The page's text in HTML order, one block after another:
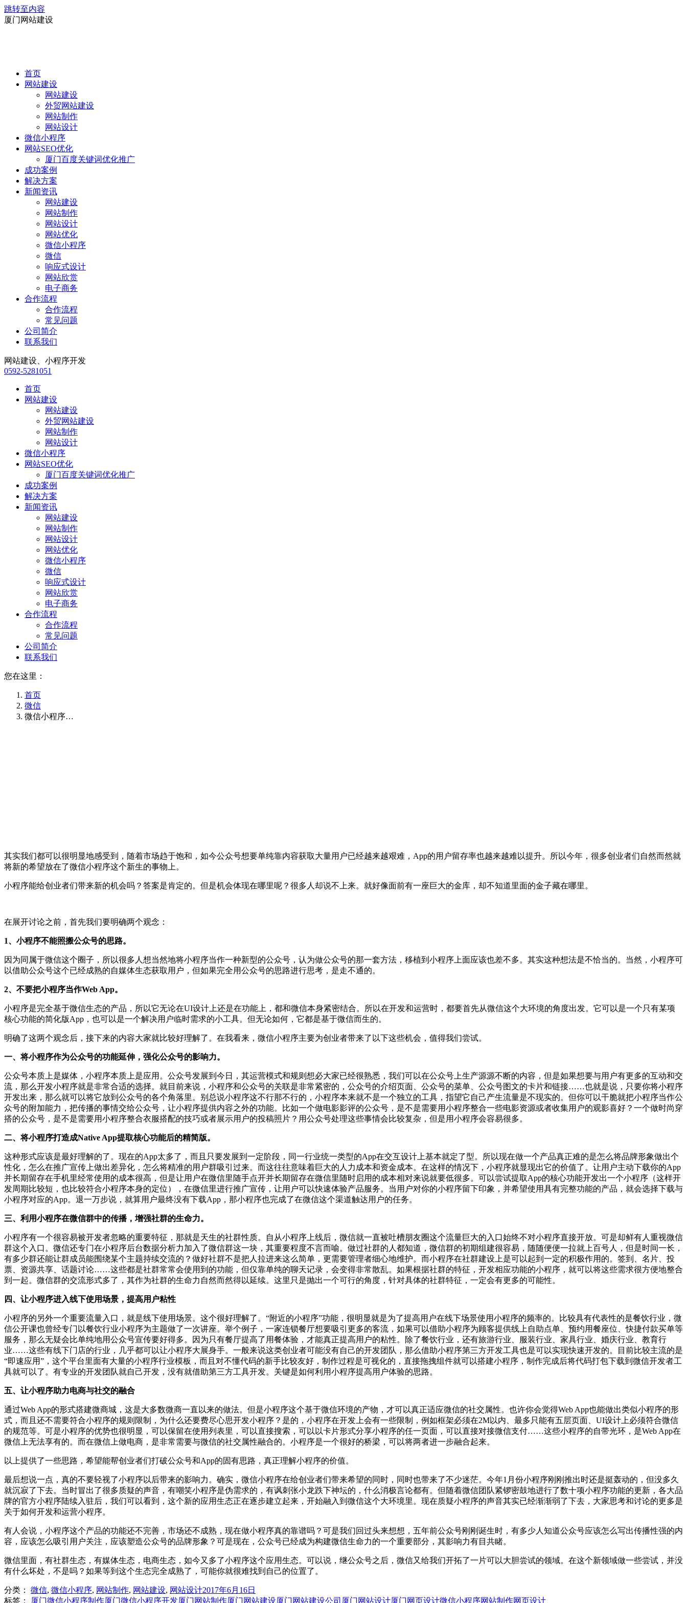
跳转至内容
厦门网站建设
首页
网站建设
网站建设
外贸网站建设
网站制作
网站设计
微信小程序
网站SEO优化
厦门百度关键词优化推广
成功案例
解决方案
新闻资讯
网站建设
网站制作
网站设计
网站优化
微信小程序
微信
响应式设计
网站欣赏
电子商务
合作流程
合作流程
常见问题
公司简介
联系我们
网站建设、小程序开发
0592-5281051
首页
网站建设
网站建设
外贸网站建设
网站制作
网站设计
微信小程序
网站SEO优化
厦门百度关键词优化推广
成功案例
解决方案
新闻资讯
网站建设
网站制作
网站设计
网站优化
微信小程序
微信
响应式设计
网站欣赏
电子商务
合作流程
合作流程
常见问题
公司简介
联系我们
您在这里：
首页
微信
微信小程序…
其实我们都可以很明显地感受到，随着市场趋于饱和，如今公众号想要单纯靠内容获取大量用户已经越来越艰难，App的用户留存率也越来越难以提升。所以今年，很多创业者们自然而然就
将新的希望放在了微信小程序这个新生的事物上。
小程序能给创业者们带来新的机会吗？答案是肯定的。但是机会体现在哪里呢？很多人却说不上来。就好像面前有一座巨大的金库，却不知道里面的金子藏在哪里。
在展开讨论之前，首先我们要明确两个观念：
1、小程序不能照搬公众号的思路。
因为同属于微信这个圈子，所以很多人想当然地将小程序当作一种新型的公众号，认为做公众号的那一套方法，移植到小程序上面应该也差不多。其实这种想法是不恰当的。当然，小程序可
以借助公众号这个已经成熟的自媒体生态获取用户，但如果完全用公众号的思路进行思考，是走不通的。
2、不要把小程序当作Web App。
小程序是完全基于微信生态的产品，所以它无论在UI设计上还是在功能上，都和微信本身紧密结合。所以在开发和运营时，都要首先从微信这个大环境的角度出发。它可以是一个只有某项
核心功能的简化版App，也可以是一个解决用户临时需求的小工具。但无论如何，它都是基于微信而生的。
明确了这两个观念后，接下来的内容大家就比较好理解了。在我看来，微信小程序主要为创业者带来了以下这些机会，值得我们尝试。
一、将小程序作为公众号的功能延伸，强化公众号的影响力。
公众号本质上是媒体，小程序本质上是应用。公众号发展到今日，其运营模式和规则想必大家已经很熟悉，我们可以在公众号上生产源源不断的内容，但是如果想要与用户有更多的互动和交
流，那么开发小程序就是非常合适的选择。就目前来说，小程序和公众号的关联是非常紧密的，公众号的介绍页面、公众号的菜单、公众号图文的卡片和链接……也就是说，只要你将小程序
开发出来，那么就可以将它放到公众号的各个角落里。别总说小程序这不行那不行的，小程序本来就不是一个独立的工具，指望它自己产生流量是不现实的。但你可以干脆就把小程序当作公
众号的附加能力，把传播的事情交给公众号，让小程序提供内容之外的功能。比如一个做电影影评的公众号，是不是需要用小程序整合一些电影资源或者收集用户的观影喜好？一个做时尚穿
搭的公众号，是不是需要用小程序整合衣服搭配的技巧或者展示用户的投稿照片？用公众号处理这些事情会比较复杂，但是用小程序会容易很多。
二、将小程序打造成Native App提取核心功能后的精简版。
这种形式应该是最好理解的了。现在的App太多了，而且只要发展到一定阶段，同一行业统一类型的App在交互设计上基本就定了型。所以现在做一个产品真正难的是怎么将品牌形象做出个
性化，怎么在推广宣传上做出差异化，怎么将精准的用户群吸引过来。而这往往意味着巨大的人力成本和资金成本。在这样的情况下，小程序就显现出它的价值了。让用户主动下载你的App
并长期留存在手机里经常使用的成本很高，但是让用户在微信里随手点开并长期留存在微信里随时启用的成本相对来说就要低很多。可以尝试提取App的核心功能开发出一个小程序（这样开
发周期比较短，也比较符合小程序本身的定位），在微信里进行推广宣传，让用户可以快速体验产品服务。当用户对你的小程序留下印象，并希望使用具有完整功能的产品，就会选择下载与
小程序对应的App。退一万步说，就算用户最终没有下载App，那小程序也完成了在微信这个渠道触达用户的任务。
三、利用小程序在微信群中的传播，增强社群的生命力。
小程序有一个很容易被开发者忽略的重要特征，那就是天生的社群性质。自从小程序上线后，微信就一直被吐槽朋友圈这个流量巨大的入口始终不对小程序直接开放。可是却鲜有人重视微信
群这个入口。微信还专门在小程序后台数据分析力加入了微信群这一块，其重要程度不言而喻。做过社群的人都知道，微信群的初期组建很容易，随随便便一拉就上百号人，但是时间一长，
有多少群还能让群成员能围绕某个主题持续交流的？做好社群不是把人拉进来这么简单，更需要管理者细心地维护。而小程序在社群建设上是可以起到一定的积极作用的。签到、名片、投
票、资源共享、话题讨论……这些都是社群常常会使用到的功能，但仅靠单纯的聊天记录，会变得非常散乱。如果根据社群的特征，开发相应功能的小程序，就可以将这些需求很方便地整合
到一起。微信群的交流形式多了，其作为社群的生命力自然而然得以延续。这里只是抛出一个可行的角度，针对具体的社群特征，一定会有更多的可能性。
四、让小程序进入线下使用场景，提高用户粘性
小程序的另外一个重要流量入口，就是线下使用场景。这个很好理解了。“附近的小程序”功能，很明显就是为了提高用户在线下场景使用小程序的频率的。比较具有代表性的是餐饮行业，微
信公开课也曾经专门以餐饮行业小程序为主题做了一次讲座。举个例子，一家连锁餐厅想要吸引更多的客流，如果可以借助小程序为顾客提供线上自助点单、预约用餐座位、快捷付款买单等
服务，那么无疑会比单纯地用公众号宣传要好得多。因为只有餐厅提高了用餐体验，才能真正提高用户的粘性。除了餐饮行业，还有旅游行业、服装行业、家具行业、婚庆行业、教育行
业……这些有线下门店的行业，几乎都可以让小程序大展身手。一般来说这类创业者可能没有自己的开发团队，那么借助小程序第三方开发工具也是可以实现快速开发的。目前比较主流的是
“即速应用”，这个平台里面有大量的小程序行业模板，而且对不懂代码的新手比较友好，制作过程是可视化的，直接拖拽组件就可以搭建小程序，制作完成后将代码打包下载到微信开发者工
具就可以了。有专业的开发团队就自己开发，没有就借助第三方工具开发。关键是如何利用小程序提高用户体验的思路。
五、让小程序助力电商与社交的融合
通过Web App的形式搭建微商城，这是大多数微商一直以来的做法。但是小程序这个基于微信环境的产物，才可以真正适应微信的社交属性。也许你会觉得Web App也能做出类似小程序的形
式，而且还不需要符合小程序的规则限制，为什么还要费尽心思开发小程序？是的，小程序在开发上会有一些限制，例如框架必须在2M以内、最多只能有五层页面、UI设计上必须符合微信
的规范等。可是小程序的优势也很明显，可以保留在使用列表里，可以直接搜索，可以以卡片形式分享小程序的任一页面，可以直接对接微信支付……这些小程序的自带光环，是Web App在
微信上无法享有的。而在微信上做电商，是非常需要与微信的社交属性融合的。小程序是一个很好的桥梁，可以将两者进一步融合起来。
以上提供了一些思路，希望能帮创业者们打破公众号和App的固有思路，真正理解小程序的价值。
最后想说一点，真的不要轻视了小程序以后带来的影响力。确实，微信小程序在给创业者们带来希望的同时，同时也带来了不少迷茫。今年1月份小程序刚刚推出时还是挺轰动的，但没多久
就沉寂了下去。当时冒出了很多质疑的声音，有嘲笑小程序是伪需求的，有讽刺张小龙跌下神坛的，什么消极言论都有。但随着微信团队紧锣密鼓地进行了数十项小程序功能的更新，各大品
牌的官方小程序陆续入驻后，我们可以看到，这个新的应用生态正在逐步建立起来，开始融入到微信这个大环境里。现在质疑小程序的声音其实已经渐渐弱了下去，大家思考和讨论的更多是
关于如何开发和运营小程序。
有人会说，小程序这个产品的功能还不完善，市场还不成熟，现在做小程序真的靠谱吗？可是我们回过头来想想，五年前公众号刚刚诞生时，有多少人知道公众号应该怎么写出传播性强的内
容，应该怎么吸引用户关注，应该塑造公众号的品牌形象？可是现在，公众号已经成为构建微信生命力的一个重要部分，其影响力有目共睹。
微信里面，有社群生态，有媒体生态，电商生态，如今又多了小程序这个应用生态。可以说，继公众号之后，微信又给我们开拓了一片可以大胆尝试的领域。在这个新领域做一些尝试，并没
有什么坏处，不是吗？如果等到这个生态完全成熟了，可能你就很难找到自己的位置了。
分类： 微信, 微信小程序, 网站制作, 网站建设, 网站设计2017年6月16日
标签：
厦门微信小程序制作厦门微信小程序开发厦门网站制作厦门网站建设厦门网站建设公司 厦门网站设计厦门网页设计微信小程序网站制作网页设计